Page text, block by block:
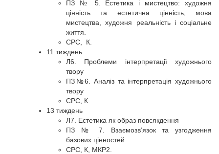
ПЗ № 5. Естетика і мистецтво: художня
цінність та естетична цінність, мова
мистецтва, художня реальність і соціальне
життя.
СРС, К.
11 тиждень
Л6. Проблеми інтерпретації художнього
твору
ПЗ№6. Аналіз та інтерпретація художнього
твору
СРС, К
13 тиждень
Л7. Естетика як образ повсякдення
ПЗ № 7. Взаємозв’язок та узгодження
базових цінностей
СРС, К, МКР2.